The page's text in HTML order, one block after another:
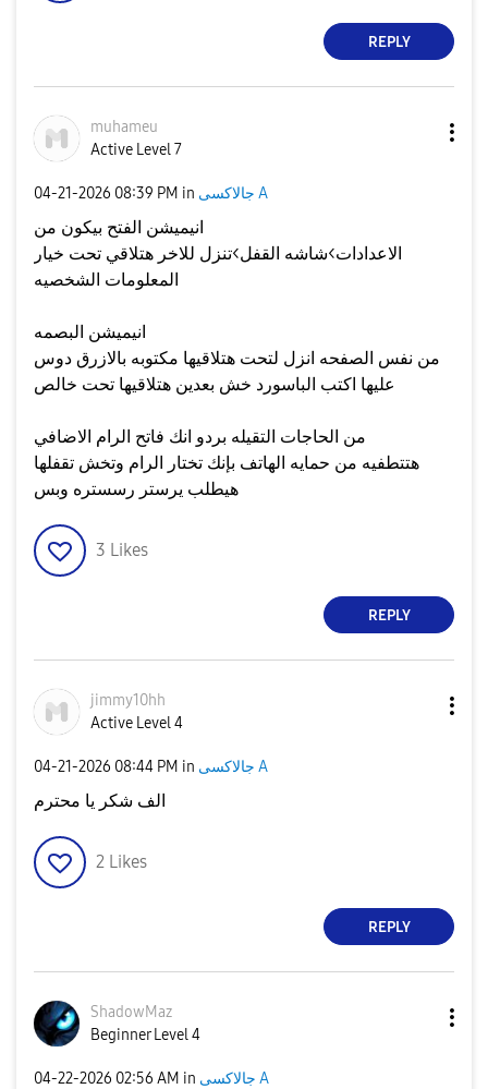
REPLY
muhameu
Active Level 7
‎04-21-2026 08:39 PM in جالاكسى A
انيميشن الفتح بيكون من
الاعدادات>شاشه القفل>تنزل للاخر هتلاقي تحت خيار
المعلومات الشخصيه
انيميشن البصمه
من نفس الصفحه انزل لتحت هتلاقيها مكتوبه بالازرق دوس
عليها اكتب الباسورد خش بعدين هتلاقيها تحت خالص
من الحاجات التقيله بردو انك فاتح الرام الاضافي
هتتطفيه من حمايه الهاتف بإنك تختار الرام وتخش تقفلها
هيطلب يرستر رسستره وبس
3 Likes
REPLY
jimmy10hh
Active Level 4
‎04-21-2026 08:44 PM in جالاكسى A
الف شكر يا محترم
2 Likes
REPLY
ShadowMaz
Beginner Level 4
‎04-22-2026 02:56 AM in جالاكسى A